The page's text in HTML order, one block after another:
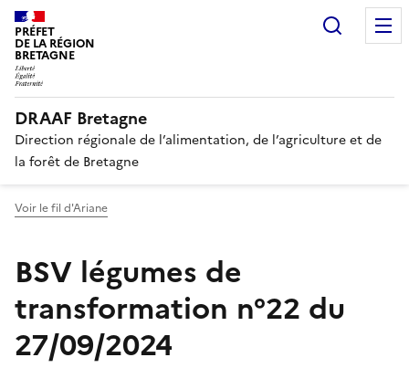
PRÉFET
DE LA RÉGION
BRETAGNE
DRAAF Bretagne
Direction régionale de l’alimentation, de l’agriculture et de
la forêt de Bretagne
Voir le fil d'Ariane
BSV légumes de
transformation n°22 du
27/09/2024